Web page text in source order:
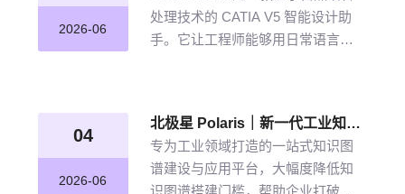
2026-06
处理技术的 CATIA V5 智能设计助
手。它让工程师能够用日常语言描
04
2026-06
北极星 Polaris｜新一代工业知识图谱智能管理平台，点亮工业知识智能之路
专为工业领域打造的一站式知识图
谱建设与应用平台，大幅度降低知
识图谱搭建门槛，帮助企业打破数